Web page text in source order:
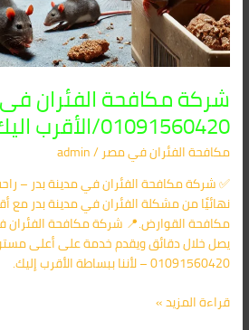
شركة مكافحة الفئران فى
01091560420/الأقرب اليك
مكافحة الفئران​ في مصر/
admin
✅ شركة مكافحة الفئران في مدينة بدر –
نهائيًا من مشكلة الفئران في مدينة بدر
مكافحة القوارض.📍 شركة مكافحة الفئران
يصل خلال دقائق ويقدم خدمة على أعلى
01091560420 – لأننا ببساطة الأقرب إليك.
قراءة المزيد »